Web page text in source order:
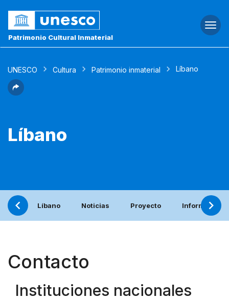
Patrimonio Cultural Inmaterial
UNESCO Cultura Patrimonio inmaterial Líbano
Líbano
Líbano Noticias Proyecto Informe
Contacto
Instituciones nacionales